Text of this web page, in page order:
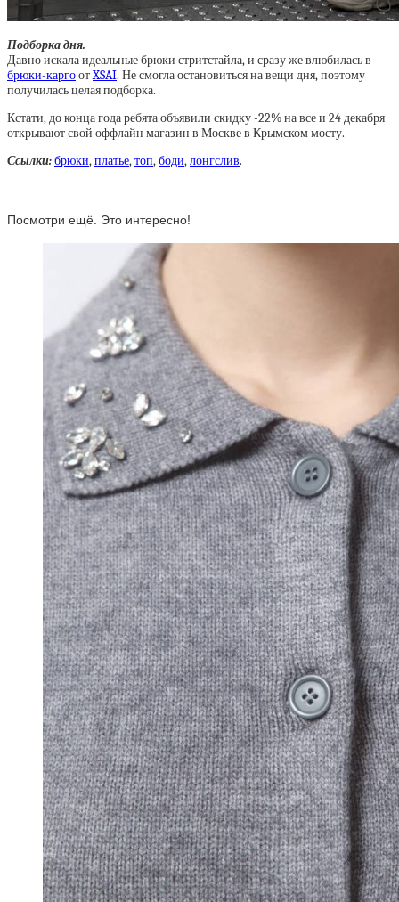
Подборка дня.
Давно искала идеальные брюки стритстайла, и сразу же влюбилась в
брюки-каргоотXSAI. Не смогла остановиться на вещи дня, поэтому
получилась целая подборка.
Кстати, до конца года ребята объявили скидку -22% на все и 24 декабря
открывают свой оффлайн магазин в Москве в Крымском мосту.
Ссылки:брюки,платье,топ,боди,лонгслив.
Посмотри ещё. Это интересно!